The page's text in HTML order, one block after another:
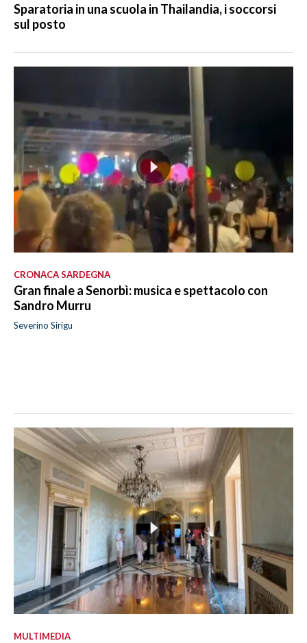
Sparatoria in una scuola in Thailandia, i soccorsi
sul posto
CRONACA SARDEGNA
Gran finale a Senorbì: musica e spettacolo con
Sandro Murru
Severino Sirigu
MULTIMEDIA